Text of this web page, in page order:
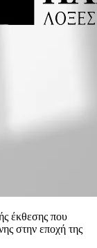
έκθεσης που
στην εποχή της